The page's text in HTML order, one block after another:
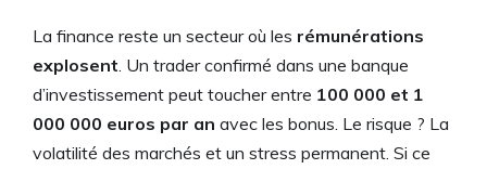
La finance reste un secteur où les rémunérations
explosent . Un trader confirmé dans une banque
d’investissement peut toucher entre 100 000 et 1
000 000 euros par an avec les bonus. Le risque ? La
volatilité des marchés et un stress permanent. Si ce